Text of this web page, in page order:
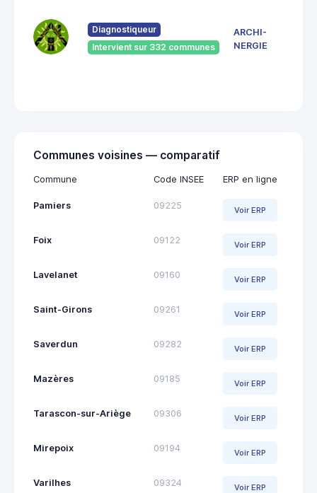
Diagnostiqueur
Intervient sur 332 communes
ARCHI-
NERGIE
Communes voisines — comparatif
Commune Code INSEE ERP en ligne
Pamiers 09225 Voir ERP
Foix 09122 Voir ERP
Lavelanet 09160 Voir ERP
Saint-Girons 09261 Voir ERP
Saverdun 09282 Voir ERP
Mazères 09185 Voir ERP
Tarascon-sur-Ariège 09306 Voir ERP
Mirepoix 09194 Voir ERP
Varilhes 09324 Voir ERP